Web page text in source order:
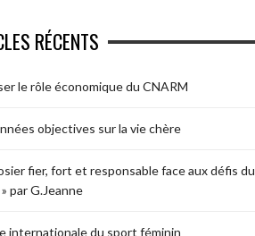
RÉCENTS
le rôle économique du CNARM
objectives sur la vie chère
fier, fort et responsable face aux défis du
par G.Jeanne
internationale du sport féminin